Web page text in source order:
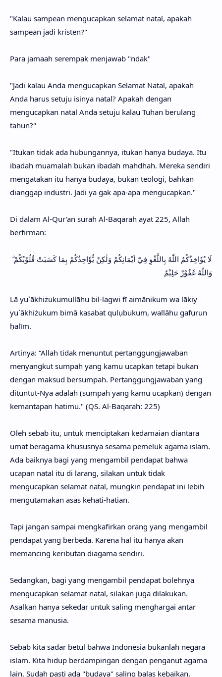
"Kalau sampean mengucapkan selamat natal, apakah
sampean jadi kristen?"
Para jamaah serempak menjawab "ndak"
"Jadi kalau Anda mengucapkan Selamat Natal, apakah
Anda harus setuju isinya natal? Apakah dengan
mengucapkan natal Anda setuju kalau Tuhan berulang
tahun?"
"Itukan tidak ada hubungannya, itukan hanya budaya. Itu
ibadah muamalah bukan ibadah mahdhah. Mereka sendiri
mengatakan itu hanya budaya, bukan teologi, bahkan
dianggap industri. Jadi ya gak apa-apa mengucapkan."
Di dalam Al-Qur'an surah Al-Baqarah ayat 225, Allah
berfirman:
لَا يُؤَاخِذُكُمُ اللّٰهُ بِاللَّغْوِ فِيْٓ اَيْمَانِكُمْ وَلٰكِنْ يُّؤَاخِذُكُمْ بِمَا كَسَبَتْ قُلُوْبُكُمْ ۗ
وَاللّٰهُ غَفُوْرٌ حَلِيْمٌ
Lā yu`ākhiżukumullāhu bil-lagwi fī aimānikum wa lākiy
yu`ākhiżukum bimā kasabat qulụbukum, wallāhu gafụrun
ḥalīm.
Artinya: “Allah tidak menuntut pertanggungjawaban
menyangkut sumpah yang kamu ucapkan tetapi bukan
dengan maksud bersumpah. Pertanggungjawaban yang
dituntut-Nya adalah (sumpah yang kamu ucapkan) dengan
kemantapan hatimu." (QS. Al-Baqarah: 225)
Oleh sebab itu, untuk menciptakan kedamaian diantara
umat beragama khususnya sesama pemeluk agama islam.
Ada baiknya bagi yang mengambil pendapat bahwa
ucapan natal itu di larang, silakan untuk tidak
mengucapkan selamat natal, mungkin pendapat ini lebih
mengutamakan asas kehati-hatian.
Tapi jangan sampai mengkafirkan orang yang mengambil
pendapat yang berbeda. Karena hal itu hanya akan
memancing keributan diagama sendiri.
Sedangkan, bagi yang mengambil pendapat bolehnya
mengucapkan selamat natal, silakan juga dilakukan.
Asalkan hanya sekedar untuk saling menghargai antar
sesama manusia.
Sebab kita sadar betul bahwa Indonesia bukanlah negara
islam. Kita hidup berdampingan dengan penganut agama
lain. Sudah pasti ada "budaya" saling balas kebaikan,